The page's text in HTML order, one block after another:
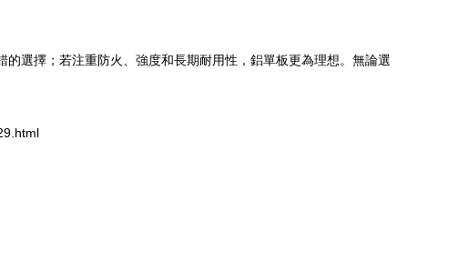
選擇；若注重防火、強度和長期耐用性，鋁單板更為理想。無論選